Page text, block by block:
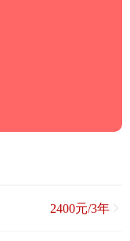
2400元/3年